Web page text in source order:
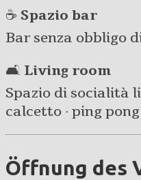
☕ Spazio bar
Bar senza obbligo
🛋️ Living room
Spazio di socialità
calcetto · ping
Öffnung des